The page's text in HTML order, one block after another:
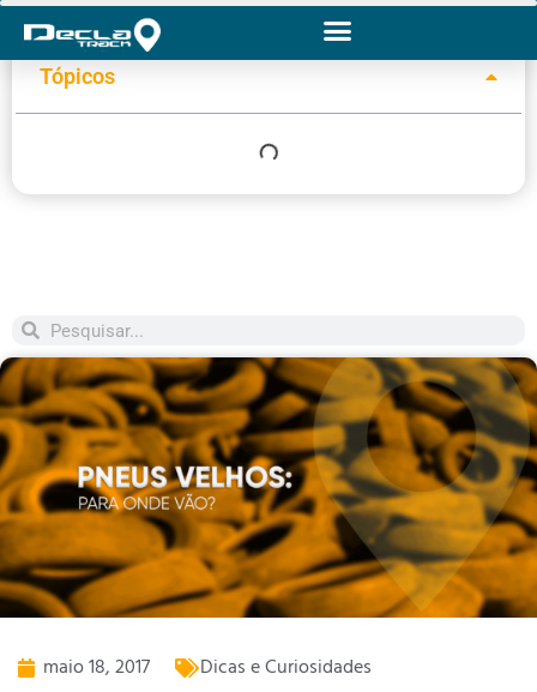
Tópicos
maio 18, 2017 Dicas e Curiosidades